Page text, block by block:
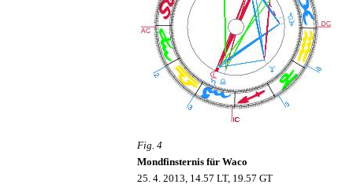
Fig. 4
Mondfinsternis für Waco
25. 4. 2013, 14.57 LT, 19.57 GT